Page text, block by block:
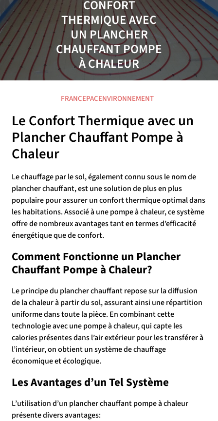
CONFORT
THERMIQUE AVEC
UN PLANCHER
CHAUFFANT POMPE
À CHALEUR
FRANCEPACENVIRONNEMENT
Le Confort Thermique avec un
Plancher Chauffant Pompe à
Chaleur
Le chauffage par le sol, également connu sous le nom de
plancher chauffant, est une solution de plus en plus
populaire pour assurer un confort thermique optimal dans
les habitations. Associé à une pompe à chaleur, ce système
offre de nombreux avantages tant en termes d’efficacité
énergétique que de confort.
Comment Fonctionne un Plancher
Chauffant Pompe à Chaleur?
Le principe du plancher chauffant repose sur la diffusion
de la chaleur à partir du sol, assurant ainsi une répartition
uniforme dans toute la pièce. En combinant cette
technologie avec une pompe à chaleur, qui capte les
calories présentes dans l’air extérieur pour les transférer à
l’intérieur, on obtient un système de chauffage
économique et écologique.
Les Avantages d’un Tel Système
L’utilisation d’un plancher chauffant pompe à chaleur
présente divers avantages: